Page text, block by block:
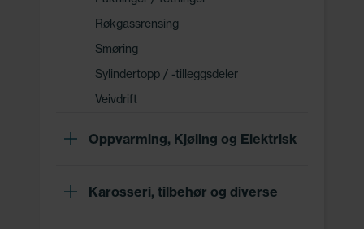
Røkgassrensing
Smøring
Sylindertopp / -tilleggsdeler
Veivdrift
Oppvarming, Kjøling og Elektrisk
Karosseri, tilbehør og diverse